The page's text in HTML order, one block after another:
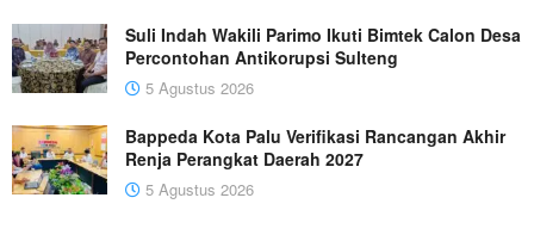
Suli Indah Wakili Parimo Ikuti Bimtek Calon Desa
Percontohan Antikorupsi Sulteng
5 Agustus 2026
Bappeda Kota Palu Verifikasi Rancangan Akhir
Renja Perangkat Daerah 2027
5 Agustus 2026